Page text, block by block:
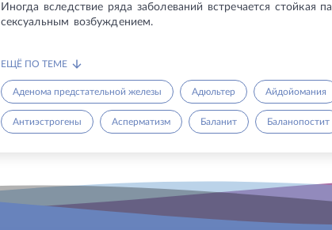
Иногда вследствие ряда заболеваний встречается стойкая
сексуальным возбуждением.
ЕЩЁ ПО ТЕМЕ
Аденома предстательной железы Адюльтер Айдойомания
Антиэстрогены Асперматизм Баланит Баланопостит